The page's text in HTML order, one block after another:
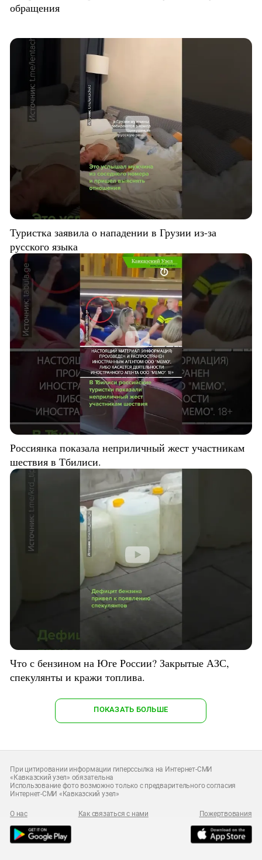
обращения
Туристка заявила о нападении в Грузии из-за
русского языка
Россиянка показала неприличный жест участникам
шествия в Тбилиси.
Что с бензином на Юге России? Закрытые АЗС,
спекулянты и кражи топлива.
ПОКАЗАТЬ БОЛЬШЕ
При цитировании информации гиперссылка на Интернет-СМИ
«Кавказский узел» обязательна
Использование фото возможно только с предварительного согласия
Интернет-СМИ «Кавказский узел»
О нас Как связаться с нами Пожертвования